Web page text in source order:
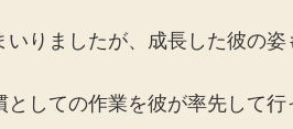
りましたが、成長した彼の姿
しての作業を彼が率先して